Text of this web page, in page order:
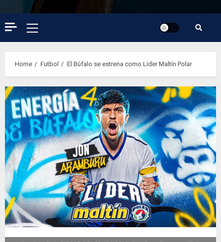
Primary
Menu
Home Futbol El Búfalo se estrena como Líder Maltín Polar